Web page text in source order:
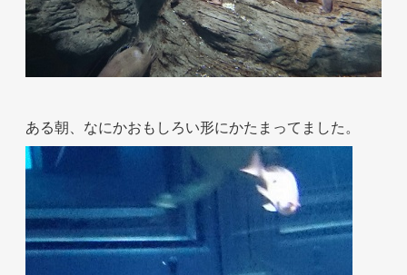
ある朝、なにかおもしろい形にかたまってました。
お問い合わせ